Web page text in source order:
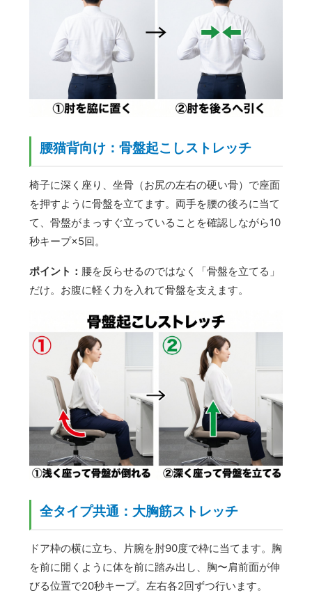
腰猫背向け：骨盤起こしストレッチ
椅子に深く座り、坐骨（お尻の左右の硬い骨）で座面
を押すように骨盤を立てます。両手を腰の後ろに当て
て、骨盤がまっすぐ立っていることを確認しながら10
秒キープ×5回。
ポイント： 腰を反らせるのではなく「骨盤を立てる」
だけ。お腹に軽く力を入れて骨盤を支えます。
全タイプ共通：大胸筋ストレッチ
ドア枠の横に立ち、片腕を肘90度で枠に当てます。胸
を前に開くように体を前に踏み出し、胸〜肩前面が伸
びる位置で20秒キープ。左右各2回ずつ行います。